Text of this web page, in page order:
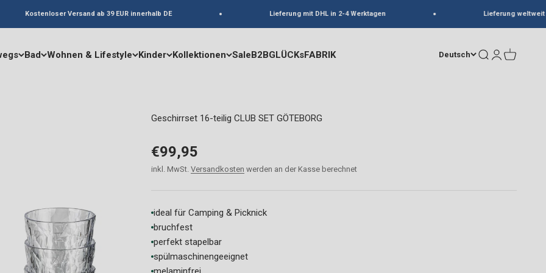
Kostenloser Versand ab 39 EUR innerhalb DE Lieferung mit DHL in 2-4 Werktagen Lieferung weltweit
Bad Wohnen & Lifestyle Kinder Kollektionen SaleB2BGLÜCKsFABRIK Deutsch SucheAnmelden
Warenkorb
Geschirrset 16-teilig CLUB SET GÖTEBORG
Angebot
€99,95
inkl. MwSt. Versandkosten werden an der Kasse berechnet
ideal für Camping & Picknick
bruchfest
perfekt stapelbar
spülmaschinengeeignet